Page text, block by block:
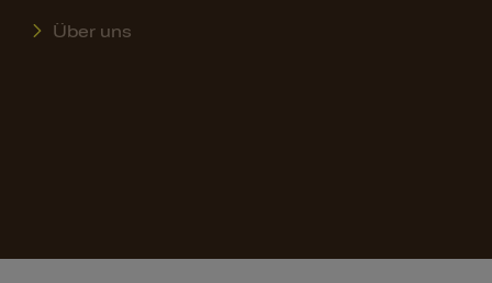
Über uns